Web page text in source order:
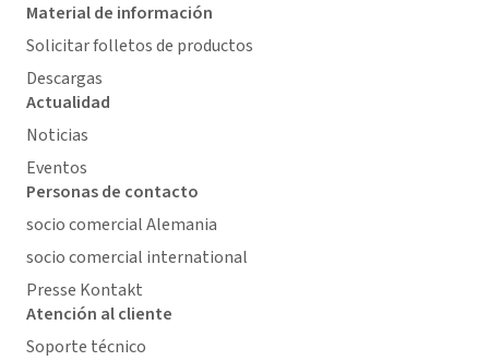
Material de información
Solicitar folletos de productos
Descargas
Actualidad
Noticias
Eventos
Personas de contacto
socio comercial Alemania
socio comercial international
Presse Kontakt
Atención al cliente
Soporte técnico